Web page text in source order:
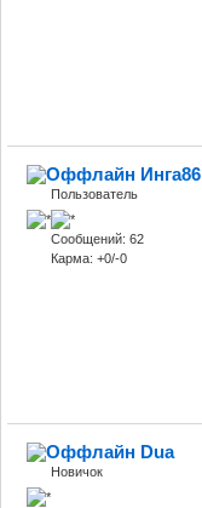
Инга86
Пользователь
Сообщений: 62
Карма: +0/-0
Dua
Новичок